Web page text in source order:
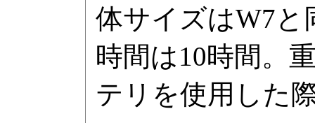
体サイズはW7
時間は10時間。
テリを使用した